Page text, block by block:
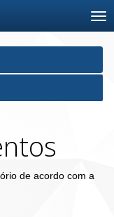
de acordo com a